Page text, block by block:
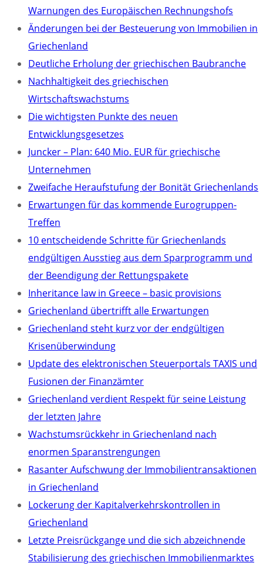
Warnungen des Europäischen Rechnungshofs
Änderungen bei der Besteuerung von Immobilien in
Griechenland
Deutliche Erholung der griechischen Baubranche
Nachhaltigkeit des griechischen
Wirtschaftswachstums
Die wichtigsten Punkte des neuen
Entwicklungsgesetzes
Juncker – Plan: 640 Mio. EUR für griechische
Unternehmen
Zweifache Heraufstufung der Bonität Griechenlands
Erwartungen für das kommende Eurogruppen-
Treffen
10 entscheidende Schritte für Griechenlands
endgültigen Ausstieg aus dem Sparprogramm und
der Beendigung der Rettungspakete
Inheritance law in Greece – basic provisions
Griechenland übertrifft alle Erwartungen
Griechenland steht kurz vor der endgültigen
Krisenüberwindung
Update des elektronischen Steuerportals TAXIS und
Fusionen der Finanzämter
Griechenland verdient Respekt für seine Leistung
der letzten Jahre
Wachstumsrückkehr in Griechenland nach
enormen Sparanstrengungen
Rasanter Aufschwung der Immobilientransaktionen
in Griechenland
Lockerung der Kapitalverkehrskontrollen in
Griechenland
Letzte Preisrückgange und die sich abzeichnende
Stabilisierung des griechischen Immobilienmarktes